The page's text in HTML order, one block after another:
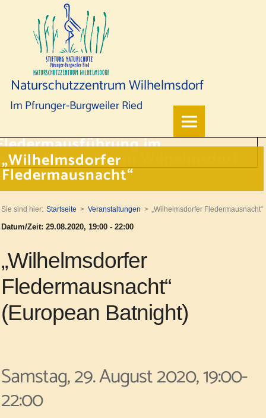
Naturschutzzentrum Wilhelmsdorf
Im Pfrunger-Burgweiler Ried
„Wilhelmsdorfer
Fledermausnacht“
Sie sind hier: Startseite Veranstaltungen „Wilhelmsdorfer Fledermausnacht“
Datum/Zeit: 29.08.2020, 19:00 - 22:00
„Wilhelmsdorfer
Fledermausnacht“
(European Batnight)
Samstag, 29. August 2020, 19:00-
22:00